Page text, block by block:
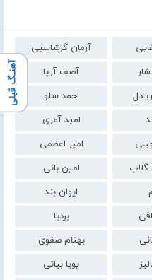
آرمان گرشاسبی
آصف آریا
احمد سلو
امید آمری
امیر اعظمی
گلاب
امین بانی
ایوان بند
بردیا
بهنام صفوی
پویا بیاتی
آهنـگ قبلی